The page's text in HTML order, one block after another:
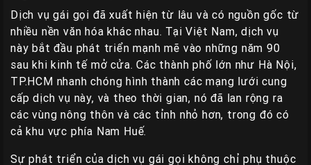
Dịch vụ gái gọi đã xuất hiện từ lâu và có nguồn gốc từ
nhiều nền văn hóa khác nhau. Tại Việt Nam, dịch vụ
này bắt đầu phát triển mạnh mẽ vào những năm 90
sau khi kinh tế mở cửa. Các thành phố lớn như Hà Nội,
TP.HCM nhanh chóng hình thành các mạng lưới cung
cấp dịch vụ này, và theo thời gian, nó đã lan rộng ra
các vùng nông thôn và các tỉnh nhỏ hơn, trong đó có
cả khu vực phía Nam Huế.
Sự phát triển của dịch vụ gái gọi không chỉ phụ thuộc